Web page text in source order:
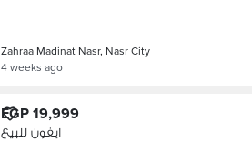
Zahraa Madinat Nasr, Nasr City
4 weeks ago
EGP 19,999
ايفون للبيع